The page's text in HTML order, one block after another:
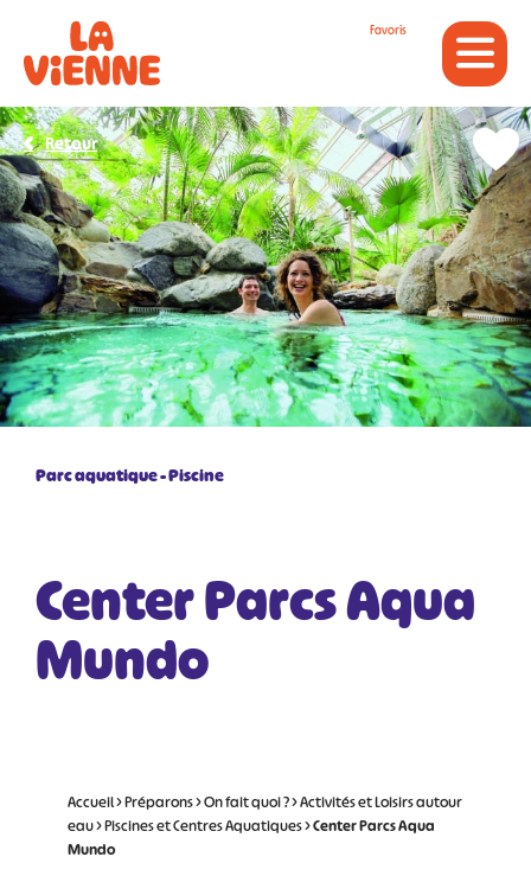
Favoris
Parc aquatique Piscine
Center Parcs Aqua
Mundo
Retour
Accueil>Préparons>On fait quoi ?>Activités et Loisirs autour
eau>Piscines et Centres Aquatiques>Center Parcs Aqua
Mundo